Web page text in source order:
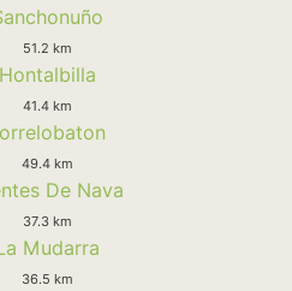
51.2 km
Hontalbilla
41.4 km
49.4 km
De Nava
37.3 km
Mudarra
36.5 km